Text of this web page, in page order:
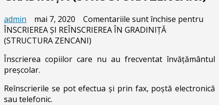
admin mai 7, 2020 Comentariile sunt închise pentru
ÎNSCRIEREA ŞI REÎNSCRIEREA ÎN GRADINIŢĂ
(STRUCTURA ZENCANI)
Înscrierea copiilor care nu au frecventat învăţământul
preşcolar.
Reînscrierile se pot efectua şi prin fax, poştă electronică
sau telefonic.